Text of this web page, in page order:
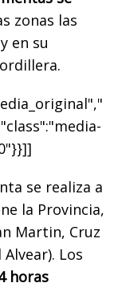
zonas las
en su
se realiza a
la Provincia,
Martin, Cruz
Los
horas